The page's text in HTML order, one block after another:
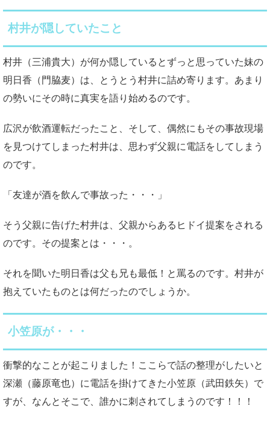
村井が隠していたこと
村井（三浦貴大）が何か隠しているとずっと思っていた妹の
明日香（門脇麦）は、とうとう村井に詰め寄ります。あまり
の勢いにその時に真実を語り始めるのです。
広沢が飲酒運転だったこと、そして、偶然にもその事故現場
を見つけてしまった村井は、思わず父親に電話をしてしまう
のです。
「友達が酒を飲んで事故った・・・」
そう父親に告げた村井は、父親からあるヒドイ提案をされる
のです。その提案とは・・・。
それを聞いた明日香は父も兄も最低！と罵るのです。村井が
抱えていたものとは何だったのでしょうか。
小笠原が・・・
衝撃的なことが起こりました！ここらで話の整理がしたいと
深瀬（藤原竜也）に電話を掛けてきた小笠原（武田鉄矢）で
すが、なんとそこで、誰かに刺されてしまうのです！！！